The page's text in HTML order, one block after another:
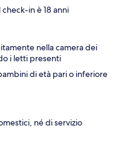
in è 18 anni
nella camera dei
i letti presenti
di età pari o inferiore
né di servizio